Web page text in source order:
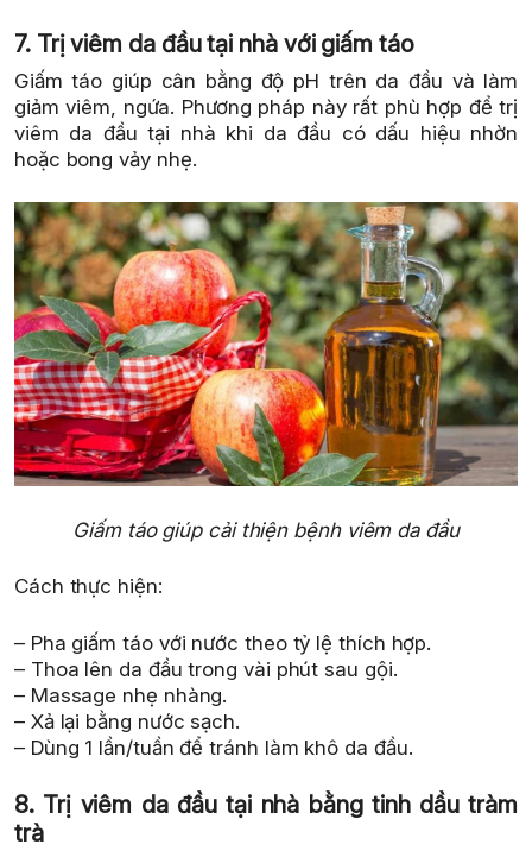
7. Trị viêm da đầu tại nhà với giấm táo
Giấm táo giúp cân bằng độ pH trên da đầu và làm
giảm viêm, ngứa. Phương pháp này rất phù hợp để trị
viêm da đầu tại nhà khi da đầu có dấu hiệu nhờn
hoặc bong vảy nhẹ.
Giấm táo giúp cải thiện bệnh viêm da đầu
Cách thực hiện:
– Pha giấm táo với nước theo tỷ lệ thích hợp.
– Thoa lên da đầu trong vài phút sau gội.
– Massage nhẹ nhàng.
– Xả lại bằng nước sạch.
– Dùng 1 lần/tuần để tránh làm khô da đầu.
8. Trị viêm da đầu tại nhà bằng tinh dầu tràm
trà